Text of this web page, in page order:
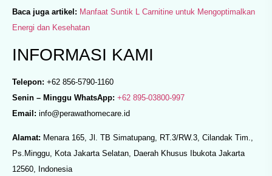
Baca juga artikel: Manfaat Suntik L Carnitine untuk Mengoptimalkan
Energi dan Kesehatan
INFORMASI KAMI
Telepon: +62 856-5790-1160
Senin – Minggu WhatsApp: +62 895-03800-997
Email: info@perawathomecare.id
Alamat: Menara 165, Jl. TB Simatupang, RT.3/RW.3, Cilandak Tim.,
Ps.Minggu, Kota Jakarta Selatan, Daerah Khusus Ibukota Jakarta
12560, Indonesia